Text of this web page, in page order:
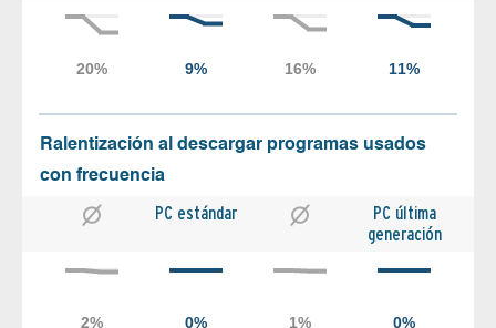
Ralentización al descargar programas usados
con frecuencia
PC estándar
PC última
generación